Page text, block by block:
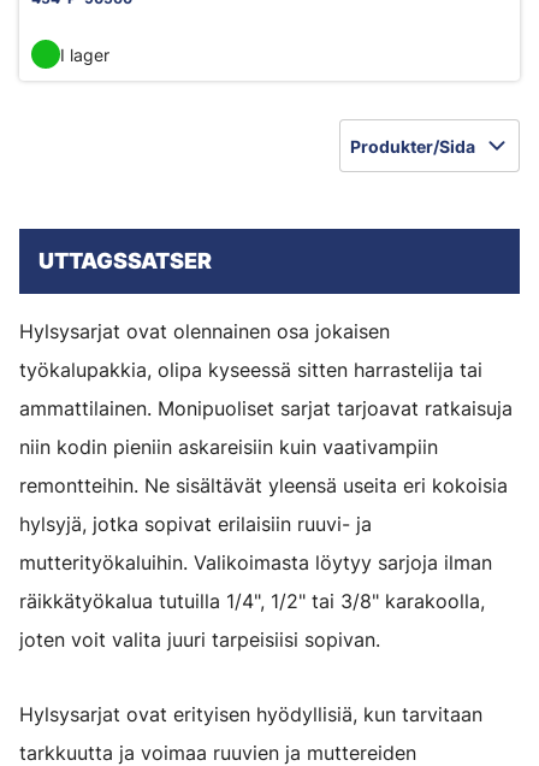
I lager
Produkter/Sida
UTTAGSSATSER
Hylsysarjat ovat olennainen osa jokaisen
työkalupakkia, olipa kyseessä sitten harrastelija tai
ammattilainen. Monipuoliset sarjat tarjoavat ratkaisuja
niin kodin pieniin askareisiin kuin vaativampiin
remontteihin. Ne sisältävät yleensä useita eri kokoisia
hylsyjä, jotka sopivat erilaisiin ruuvi- ja
mutterityökaluihin. Valikoimasta löytyy sarjoja ilman
räikkätyökalua tutuilla 1/4", 1/2" tai 3/8" karakoolla,
joten voit valita juuri tarpeisiisi sopivan.
Hylsysarjat ovat erityisen hyödyllisiä, kun tarvitaan
tarkkuutta ja voimaa ruuvien ja muttereiden